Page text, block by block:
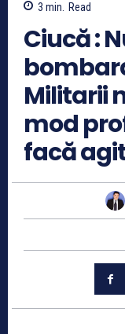
3 min. Read
Ciucă :
Militarii
mod
facă